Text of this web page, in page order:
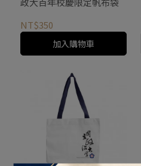
NT$350
加入購物車